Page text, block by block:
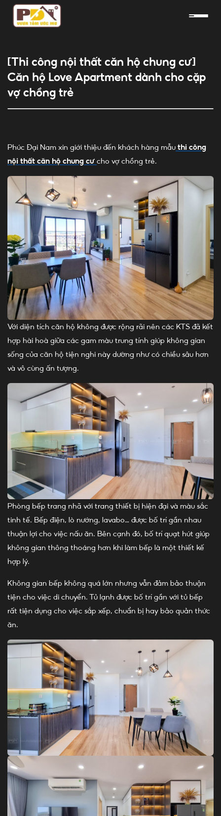
Skip
content
[Thi công nội thất căn hộ chung cư]
Căn hộ Love Apartment dành cho cặp
vợ chồng trẻ
Phúc Đại Nam xin giới thiệu đến khách hàng mẫu thi công
nội thất căn hộ chung cư cho vợ chồng trẻ.
Với diện tích căn hộ không được rộng rãi nên các KTS đã kết
hợp hài hoà giữa các gam màu trung tính giúp không gian
sống của căn hộ tiện nghi này dường như có chiều sâu hơn
và vô cùng ấn tượng.
Phòng bếp trang nhã với trang thiết bị hiện đại và màu sắc
tinh tế. Bếp điện, lò nướng, lavabo… được bố trí gần nhau
thuận lợi cho việc nấu ăn. Bên cạnh đó, bố trí quạt hút giúp
không gian thông thoáng hơn khi làm bếp là một thiết kế
hợp lý.
Không gian bếp không quá lớn nhưng vẫn đảm bảo thuận
tiện cho việc di chuyển. Tủ lạnh được bố trí gần với tủ bếp
rất tiện dụng cho việc sắp xếp, chuẩn bị hay bảo quản thức
ăn.